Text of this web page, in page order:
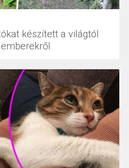
készített a világtól